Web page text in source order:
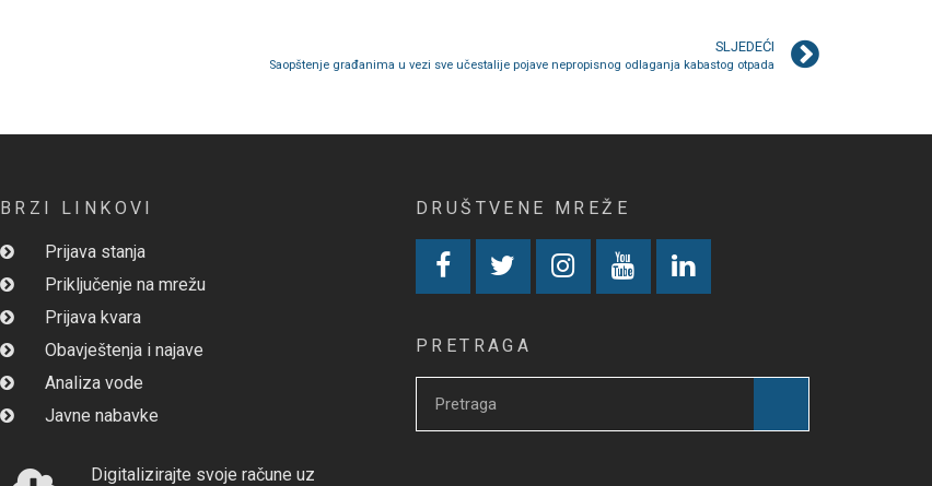
SLJEDEĆI
Saopštenje građanima u vezi sve učestalije pojave nepropisnog odlaganja kabastog otpada
BRZI LINKOVI
Prijava stanja
Priključenje na mrežu
Prijava kvara
Obavještenja i najave
Analiza vode
Javne nabavke
Digitalizirajte svoje račune uz
DRUŠTVENE MREŽE
PRETRAGA